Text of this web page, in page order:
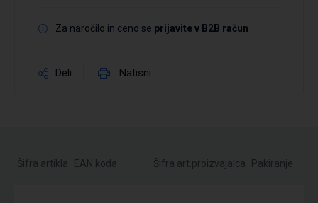
Za naročilo in ceno se prijavite v B2B račun
Deli Natisni
Šifra artikla EAN koda Šifra art.proizvajalca Pakiranje